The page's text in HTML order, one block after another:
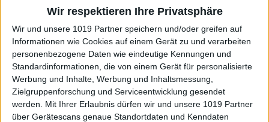
Wir respektieren Ihre Privatsphäre
Wir und unsere 1019 Partner speichern und/oder greifen auf
Informationen wie Cookies auf einem Gerät zu und verarbeiten
personenbezogene Daten wie eindeutige Kennungen und
Standardinformationen, die von einem Gerät für personalisierte
Werbung und Inhalte, Werbung und Inhaltsmessung,
Zielgruppenforschung und Serviceentwicklung gesendet
werden.
Mit Ihrer Erlaubnis dürfen wir und unsere 1019 Partner
über Gerätescans genaue Standortdaten und Kenndaten